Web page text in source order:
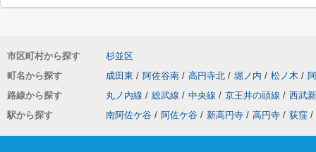
市区町村から探す
杉並区
町名から探す
成田東 / 阿佐谷南 / 高円寺北 / 堀ノ内 / 松ノ木 /
路線から探す
丸ノ内線 / 総武線 / 中央線 / 京王井の頭線 / 西武
駅から探す
南阿佐ケ谷 / 阿佐ケ谷 / 新高円寺 / 高円寺 / 荻窪 /